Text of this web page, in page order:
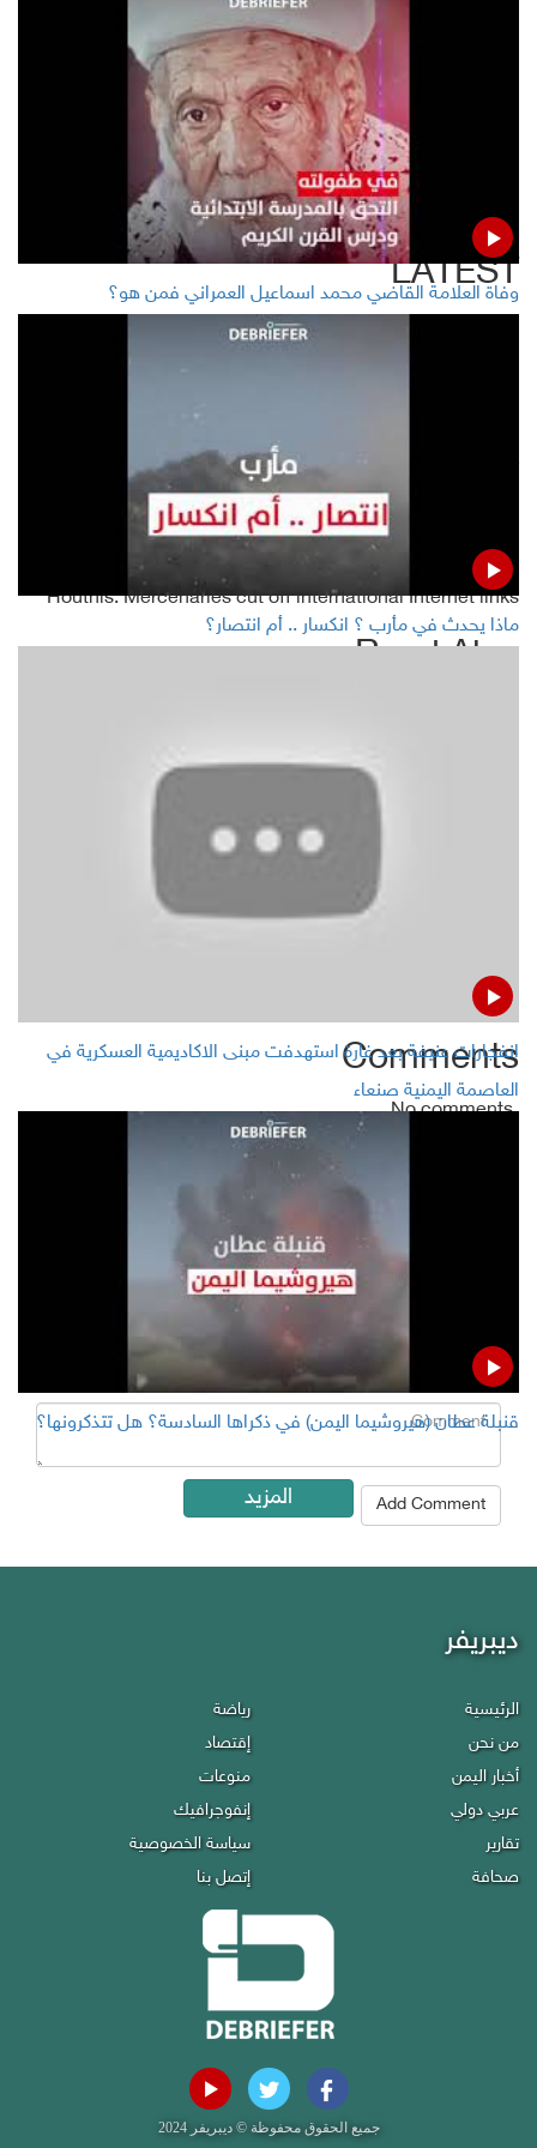
Whats APP
Twitter
Facebook
LinkedIn
LATEST
World Bank chief: some development banks helping
Oil prices rise amid a broad market recovery,
accompanied by investor caution
Houthis: Mercenaries cut off international Internet links
Read Also
Zarif: Iran ready to mediate between Turkey and Syria
Houthis down coalition spying drone in Hodeida
Houthis: Coalition obstructs Guha mission, shells Hodeida
Comments
No comments
Add Comment
Comment
Add Comment
Debriefer
HOME
About Us
Politics
Reports
Press
Sport
Economy
Miscellany
Infographics
Privacy policy
Contact Us
All rights reserved for © Debriefer 2020
وفاة العلامة القاضي محمد اسماعيل العمراني فمن هو؟
ماذا يحدث في مأرب ؟ انكسار .. أم انتصار؟
انفجارات عنيفة بعد غارة استهدفت مبنى الاكاديمية العسكرية في
العاصمة اليمنية صنعاء
قنبلة عطان (هيروشيما اليمن) في ذكراها السادسة؟ هل تتذكرونها؟
المزيد
ديبريفر
الرئيسية
من نحن
أخبار اليمن
عربي دولي
تقارير
صحافة
رياضة
إقتصاد
منوعات
إنفوجرافيك
سياسة الخصوصية
إتصل بنا
جميع الحقوق محفوظة © ديبريفر 2024